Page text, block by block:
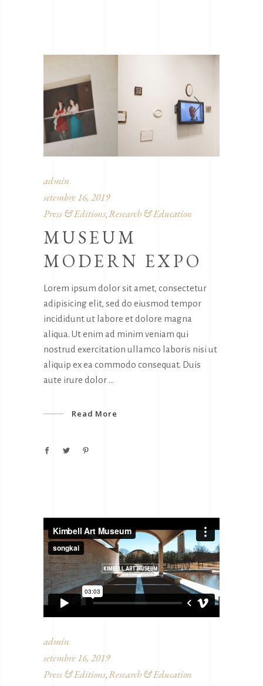
admin
setembre 16, 2019
Press & Editions, Research & Education
MUSEUM
MODERN EXPO
Lorem ipsum dolor sit amet, consectetur
adipisicing elit, sed do eiusmod tempor
incididunt ut labore et dolore magna
aliqua. Ut enim ad minim veniam qui
nostrud exercitation ullamco laboris nisi ut
aliquip ex ea commodo consequat. Duis
aute irure dolor
Read More
admin
setembre 16, 2019
Press & Editions, Research & Education